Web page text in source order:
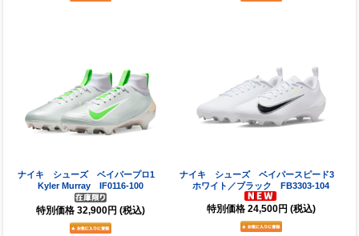
ナイキ シューズ ベイパープロ1
Kyler Murray IF0116-100
特別価格 32,900円 (税込)
ナイキ シューズ ベイパースピード3
ホワイト／ブラック FB3303-104
特別価格 24,500円 (税込)